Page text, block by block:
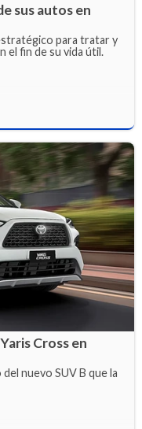
sus autos en
para tratar y
el fin de su vida útil.
Cross en
nuevo SUV B que la